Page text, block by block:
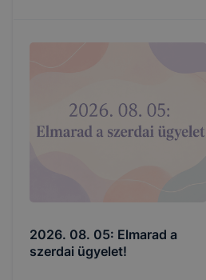
2026. 08. 05: Elmarad a
szerdai ügyelet!